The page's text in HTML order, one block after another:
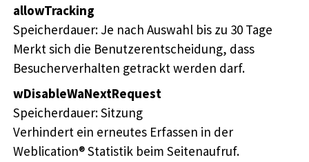
allowTracking
Speicherdauer Je nach Auswahl bis zu 30 Tage
Merkt sich die Benutzerentscheidung, dass
Besucherverhalten getrackt werden darf.
wDisableWaNextRequest
Speicherdauer Sitzung
Verhindert ein erneutes Erfassen in der
Weblication® Statistik beim Seitenaufruf.